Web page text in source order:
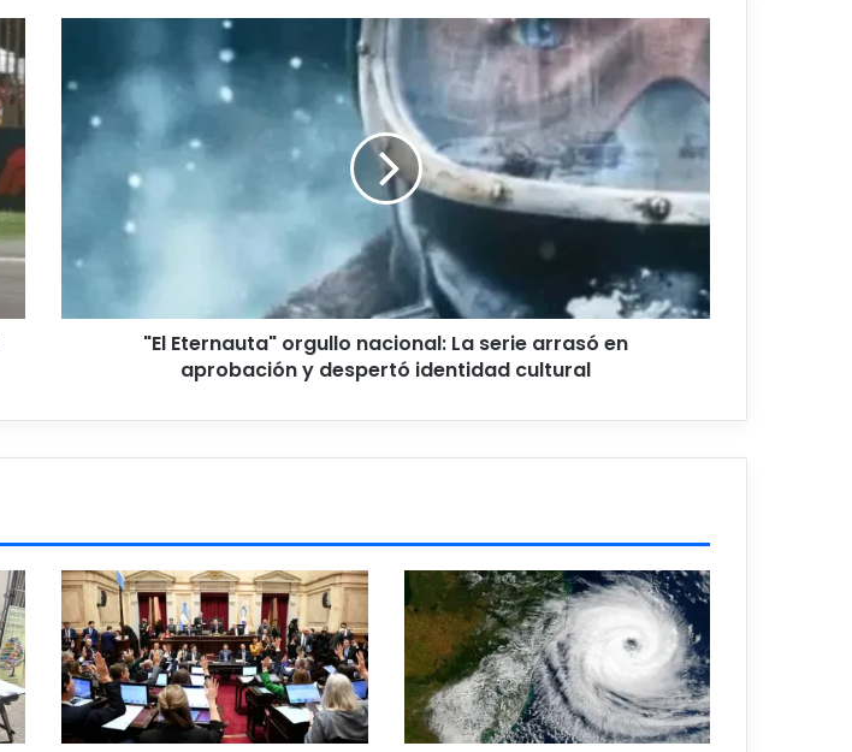
orgullo
serie
aprobación
"El Eternauta" orgullo nacional: La serie arrasó en
aprobación y despertó identidad cultural